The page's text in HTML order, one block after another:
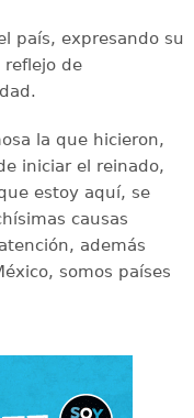
país, expresando su
reflejo de
la que hicieron,
iniciar el reinado,
estoy aquí, se
causas
además
somos países